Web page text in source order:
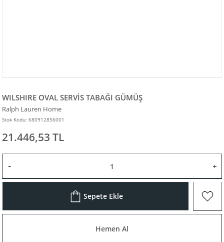
WILSHIRE OVAL SERVİS TABAĞI GÜMÜŞ
Ralph Lauren Home
Stok Kodu: 680912856001
21.446,53 TL
Sepete Ekle
Hemen Al